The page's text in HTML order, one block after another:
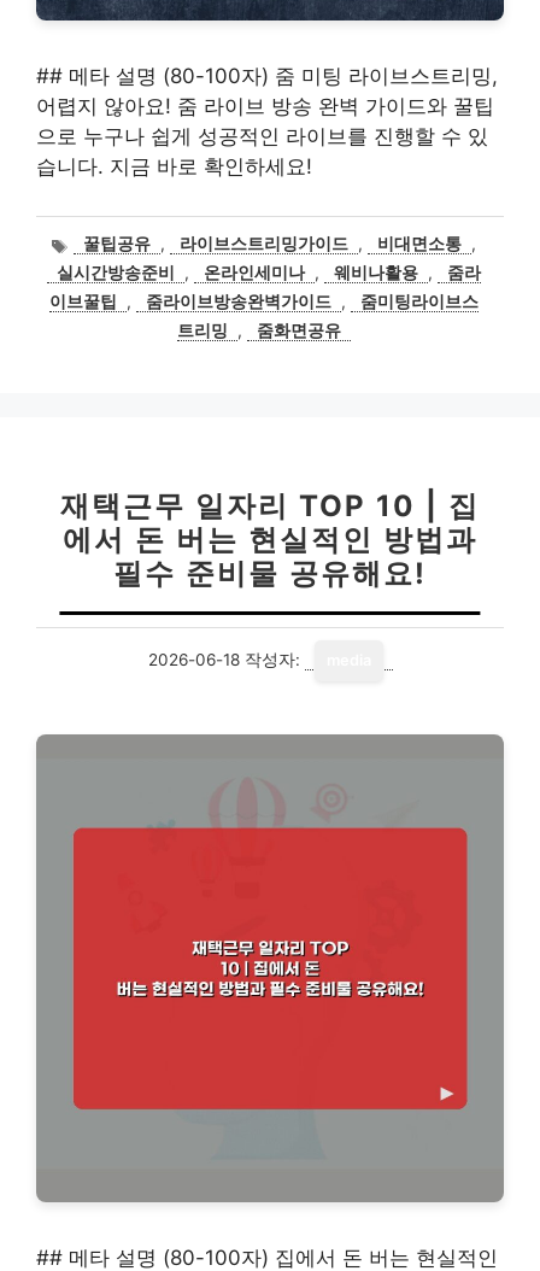
## 메타 설명 (80-100자) 줌 미팅 라이브스트리밍,
어렵지 않아요! 줌 라이브 방송 완벽 가이드와 꿀팁
으로 누구나 쉽게 성공적인 라이브를 진행할 수 있
습니다. 지금 바로 확인하세요!
태
그
꿀팁공유 , 라이브스트리밍가이드 , 비대면소통 ,
실시간방송준비
, 온라인세미나 , 웨비나활용 ,
줌라
이브꿀팁
, 줌라이브방송완벽가이드 ,
줌미팅라이브스
트리밍
, 줌화면공유
재택근무 일자리 TOP 10 | 집
에서 돈 버는 현실적인 방법과
필수 준비물 공유해요!
2026-06-18 작성자:
## 메타 설명 (80-100자) 집에서 돈 버는 현실적인